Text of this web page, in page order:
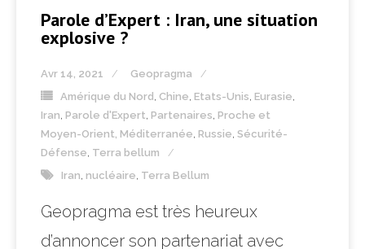
Parole d’Expert : Iran, une situation
explosive ?
Avr 14, 2021
Geopragma
Amérique du Nord , Chine, Etats-Unis, Eurasie,
Iran, Parole d'Expert, Partenaires, Proche et
Moyen-Orient, Méditerranée, Russie, Sécurité-
Défense, Terra bellum
Iran, nucléaire, Terra Bellum
Geopragma est très heureux
d’annoncer son partenariat avec